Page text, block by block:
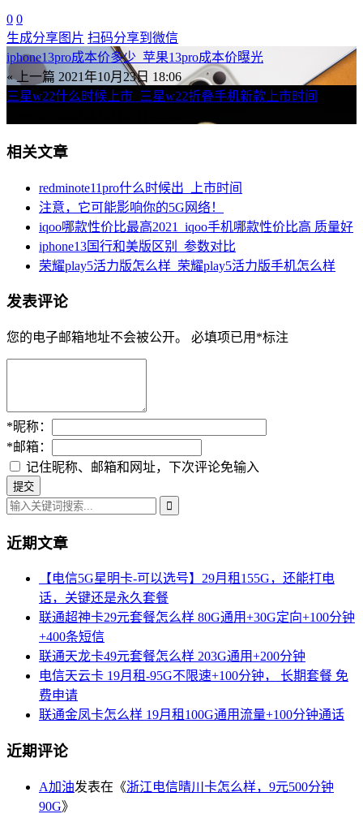
0 0
生成分享图片 扫码分享到微信
iphone13pro成本价多少_苹果13pro成本价曝光
« 上一篇 2021年10月23日 18:06
三星w22什么时候上市_三星w22折叠手机新款上市时间
相关文章
redminote11pro什么时候出_上市时间
注意，它可能影响你的5G网络！
iqoo哪款性价比最高2021_iqoo手机哪款性价比高 质量好
iphone13国行和美版区别_参数对比
荣耀play5活力版怎么样_荣耀play5活力版手机怎么样
发表评论
您的电子邮箱地址不会被公开。 必填项已用 *标注
*昵称：
*邮箱：
记住昵称、邮箱和网址，下次评论免输入
近期文章
【电信5G星明卡-可以选号】29月租155G，还能打电
话，关键还是永久套餐
联通超神卡29元套餐怎么样 80G通用+30G定向+100分钟
+400条短信
联通天龙卡49元套餐怎么样 203G通用+200分钟
电信天云卡 19月租-95G不限速+100分钟， 长期套餐 免
费申请
联通金凤卡怎么样 19月租100G通用流量+100分钟通话
近期评论
A加油发表在《浙江电信晴川卡怎么样，9元500分钟
90G》